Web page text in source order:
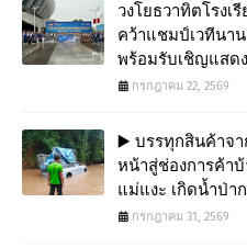
วงโยธวาทิตโรง
คว้าแชมป์เวทีนา
พร้อมรับเชิญแสด
กรกฎาคม 22, 2569
▶️ บรรทุกสินค้าจา
หน้าสู่ช่องการค้า
แม่แงะ เกิดน้ำป่
กรกฎาคม 31, 2569